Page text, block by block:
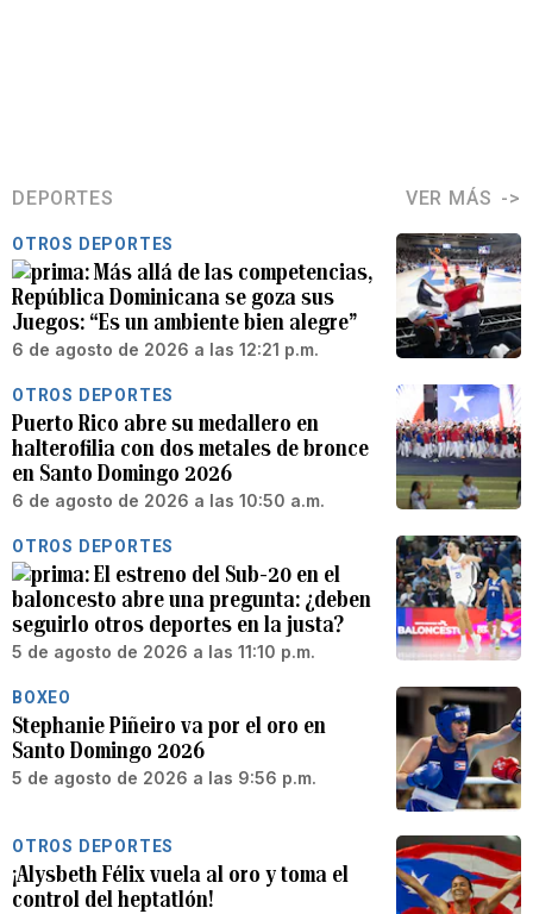
DEPORTES VER MÁS
OTROS DEPORTES
Más allá de las competencias,
República Dominicana se goza sus
Juegos: “Es un ambiente bien alegre”
6 de agosto de 2026 a las 12:21 p.m.
OTROS DEPORTES
Puerto Rico abre su medallero en
halterofilia con dos metales de bronce
en Santo Domingo 2026
6 de agosto de 2026 a las 10:50 a.m.
OTROS DEPORTES
El estreno del Sub-20 en el
baloncesto abre una pregunta: ¿deben
seguirlo otros deportes en la justa?
5 de agosto de 2026 a las 11:10 p.m.
BOXEO
Stephanie Piñeiro va por el oro en
Santo Domingo 2026
5 de agosto de 2026 a las 9:56 p.m.
OTROS DEPORTES
¡Alysbeth Félix vuela al oro y toma el
control del heptatlón!